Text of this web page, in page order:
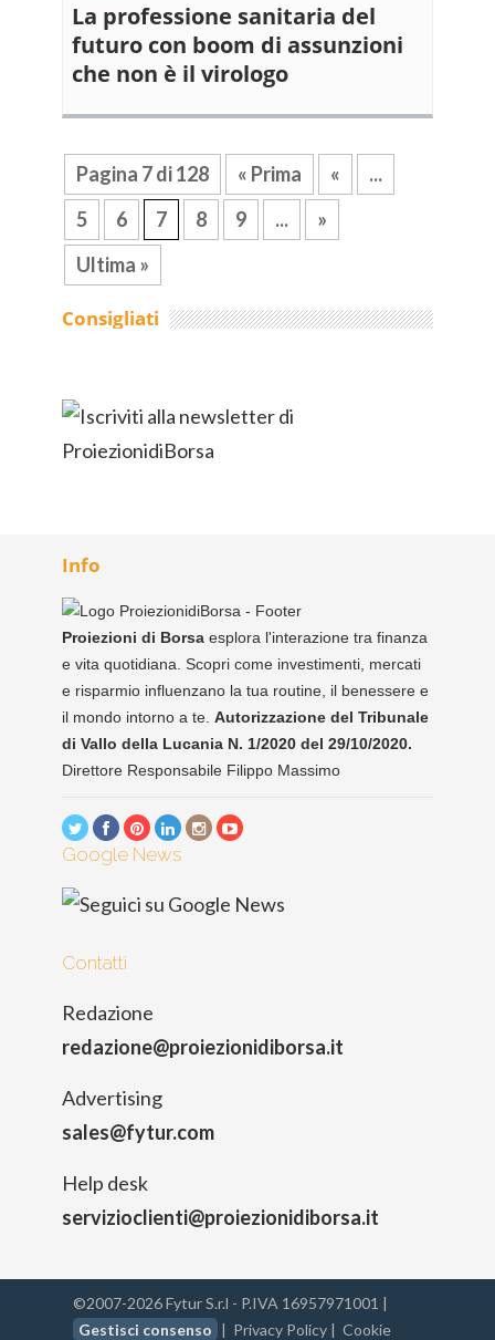
La professione sanitaria del
futuro con boom di assunzioni
che non è il virologo
Pagina 7 di 128 « Prima «
...
5
6 7 8 9 ...
»
Ultima »
Consigliati
Info
Proiezioni di Borsa esplora l'interazione tra finanza
e vita quotidiana. Scopri come investimenti, mercati
e risparmio influenzano la tua routine, il benessere e
il mondo intorno a te. Autorizzazione del Tribunale
di Vallo della Lucania N. 1/2020 del 29/10/2020.
Direttore Responsabile Filippo Massimo
Google News
Contatti
Redazione
redazione@proiezionidiborsa.it
Advertising
sales@fytur.com
Help desk
servizioclienti@proiezionidiborsa.it
©2007-2026 Fytur S.r.l - P.IVA 16957971001 |
Gestisci consenso | Privacy Policy | Cookie